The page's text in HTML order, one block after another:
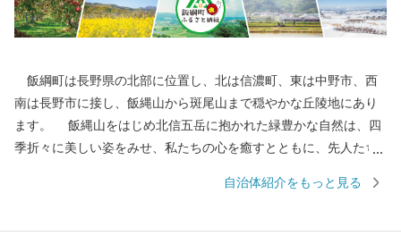
飯綱町は長野県の北部に位置し、北は信濃町、東は中野市、西
南は長野市に接し、飯縄山から斑尾山まで穏やかな丘陵地にあり
ます。 飯縄山をはじめ北信五岳に抱かれた緑豊かな自然は、四
季折々に美しい姿をみせ、私たちの心を癒すとともに、先人たち
私たちの生活すべての基盤となっています。 その豊かな自然と
自治体紹介をもっと見る